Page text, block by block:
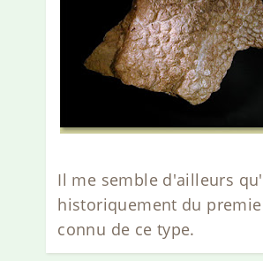
Il me semble d'ailleurs
historiquement du
connu de ce type.